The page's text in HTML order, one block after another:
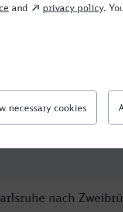
RB,RE,ICE
nach